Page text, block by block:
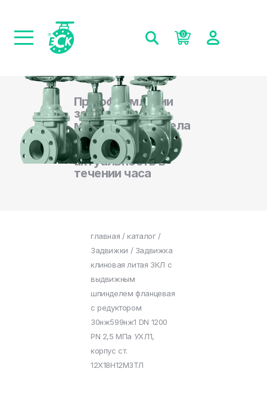
0
При оформлении
заказа на сайте,
менеджеры отдела
продаж
подтверждают
актуальность в
течении часа
главная / каталог/
Задвижки / Задвижка
клиновая литая ЗКЛ с
выдвижным
шпинделем фланцевая
с редуктором
30нж599нж1 DN 1200
PN 2,5 МПа УХЛ1,
корпус ст.
12Х18Н12М3ТЛ